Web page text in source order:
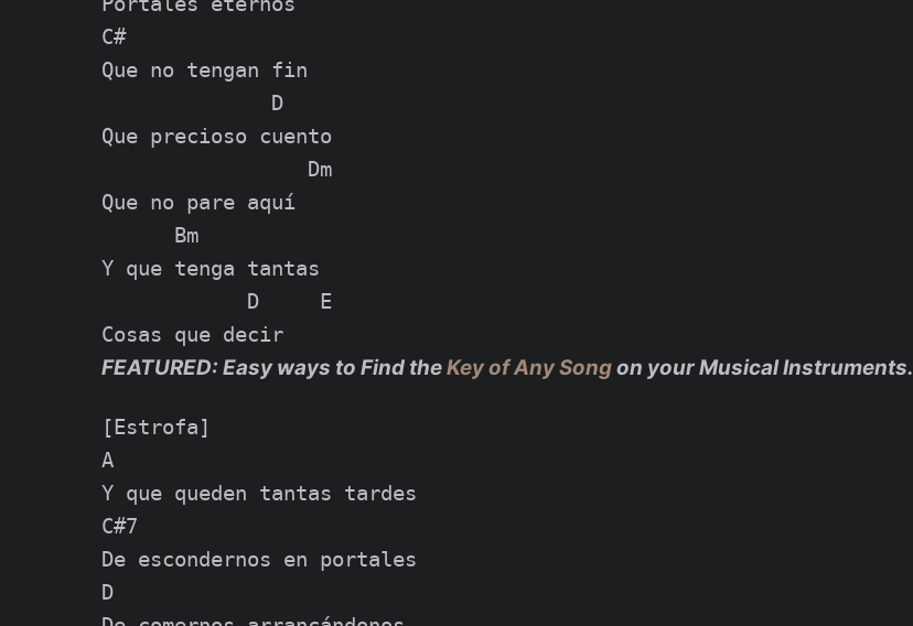
C#
Que no tengan fin
              D
Que precioso cuento
                 Dm
Que no pare aquí
      Bm
Y que tenga tantas
            D     E
FEATURED: Easy ways to Find theKey of Any Songon your Musical Instruments.
[Estrofa]
A
Y que queden tantas tardes
C#7
De escondernos en portales
D